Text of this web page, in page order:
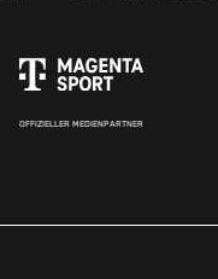
OFFIZIELLER MEDIENPARTNER